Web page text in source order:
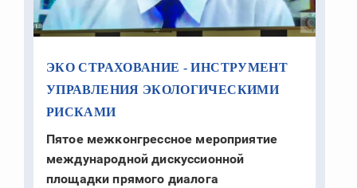
ЭКО СТРАХОВАНИЕ - ИНСТРУМЕНТ
УПРАВЛЕНИЯ ЭКОЛОГИЧЕСКИМИ
РИСКАМИ
Пятое межконгрессное мероприятие
международной дискуссионной
площадки прямого диалога